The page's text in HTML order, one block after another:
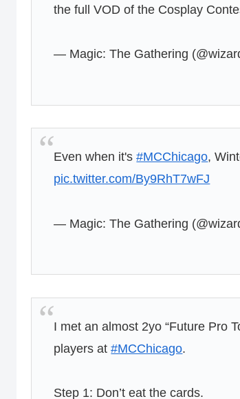
the full VOD of the Cosplay
— Magic: The Gathering
Even when it's#MCChicago,
pic.twitter.com/By9RhT7wFJ
— Magic: The Gathering
I met an almost 2yo “Future Pro
players at#MCChicago.
Step 1: Don’t eat the cards.